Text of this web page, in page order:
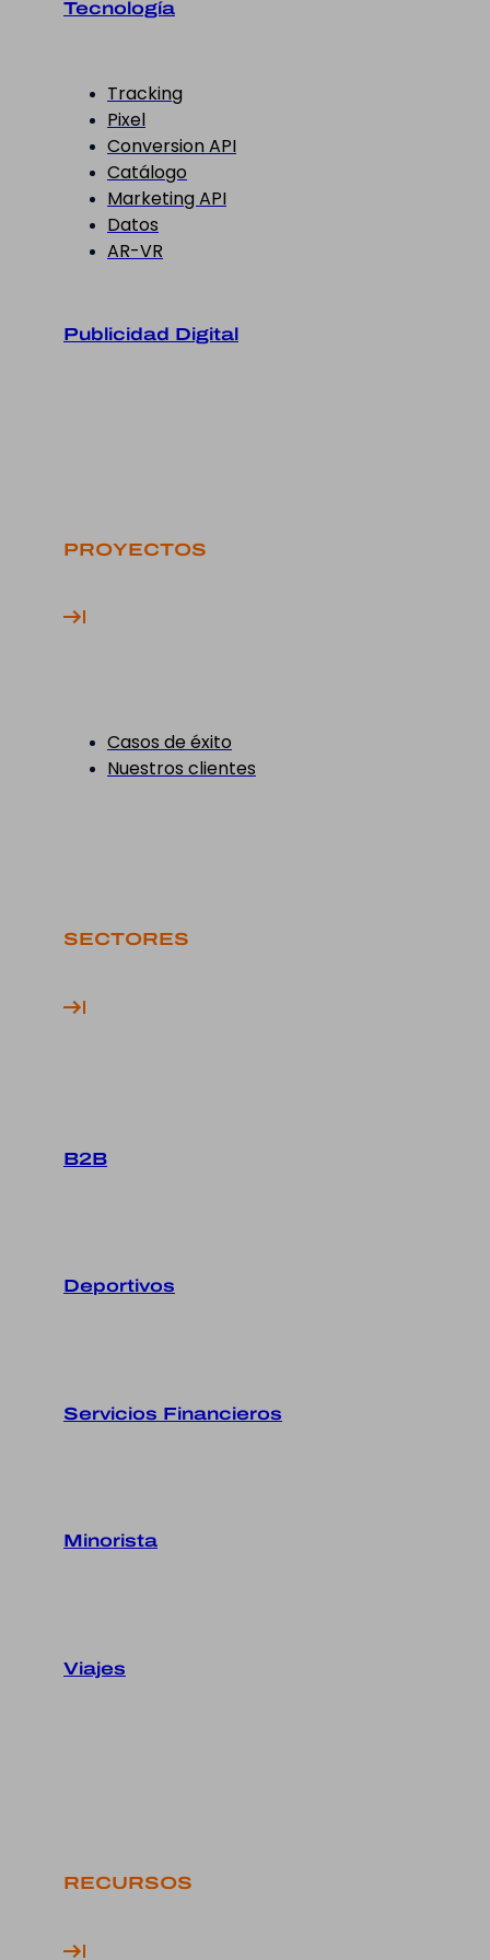
Tecnología
Tracking
Pixel
Conversion API
Catálogo
Marketing API
Datos
AR-VR
Publicidad Digital
PROYECTOS
Casos de éxito
Nuestros clientes
SECTORES
B2B
Deportivos
Servicios Financieros
Minorista
Viajes
RECURSOS